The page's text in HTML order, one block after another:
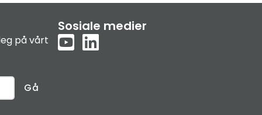
på vårt
Gå
Sosiale medier